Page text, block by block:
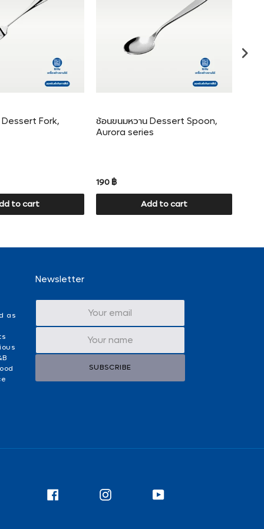
Fork,
to cart
ช้อนขนมหวาน Dessert Spoon,
Aurora series
190 ฿
Add to cart
as
Newsletter
SUBSCRIBE
Facebook Instagram YouTube